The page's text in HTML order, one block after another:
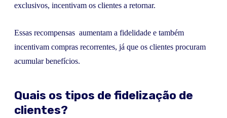
exclusivos, incentivam os clientes a retornar.
Essas recompensas aumentam a fidelidade e também
incentivam compras recorrentes, já que os clientes procuram
acumular benefícios.
Quais os tipos de fidelização de
clientes?